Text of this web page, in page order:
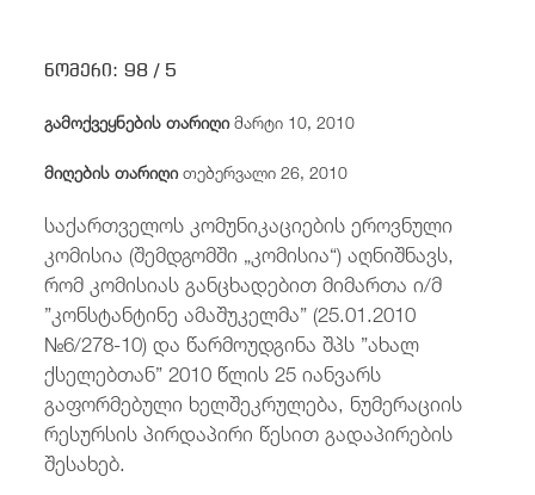
ნომერი: 98 / 5
გამოქვეყნების თარიღიმარტი 10, 2010
მიღების თარიღითებერვალი 26, 2010
საქართველოს კომუნიკაციების ეროვნული
კომისია (შემდგომში „კომისია“) აღნიშნავს,
რომ კომისიას განცხადებით მიმართა ი/მ
”კონსტანტინე ამაშუკელმა” (25.01.2010
№6/278-10) და წარმოუდგინა შპს ”ახალ
ქსელებთან” 2010 წლის 25 იანვარს
გაფორმებული ხელშეკრულება, ნუმერაციის
რესურსის პირდაპირი წესით გადაპირების
შესახებ.